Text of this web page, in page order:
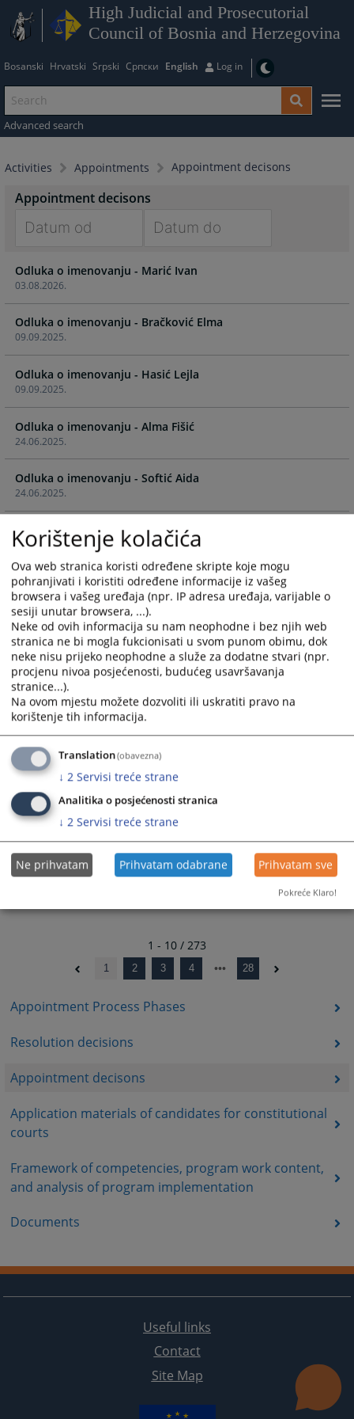
High Judicial and Prosecutorial
Council of Bosnia and Herzegovina
Bosanski Hrvatski Srpski Српски English Log in
Advanced search
Activities Appointments Appointment decisons
Appointment Process Phases
Resolution decisions
Appointment decisons
Application materials of candidates for constitutional
courts
Framework of competencies, program work content,
and analysis of program implementation
Documents
Appointment decisons
forward
to
interact
with
the
calendar
and
select
a
date.
Press
the
question
mark
key
to
get
the
keyboard
shortcuts
for
changing
dates.
forward
interact
with
calendar
and
a
date.
the
question
key
to
get
the
keyboard
shortcuts
for
changing
dates.
03.08.2026.
Odluka o imenovanju - Marić Ivan
09.09.2025.
Odluka o imenovanju - Bračković Elma
09.09.2025.
Odluka o imenovanju - Hasić Lejla
24.06.2025.
Odluka o imenovanju - Alma Fišić
24.06.2025.
Odluka o imenovanju - Softić Aida
24.06.2025.
Odluka o imenovanju - Ivana Pavić
24.06.2025.
Odluka o imenovanju - Žigić Indira
24.06.2025.
Odluka o imenovanju - Bubić Kuralić Dženana
24.06.2025.
Odluka o imenovanju - Alen Mehić
24.06.2025.
Odluka o imenovanju - Zahirović Asja
1 - 10 / 273
1 2 3 4 28
Useful links
Contact
Site Map
Korištenje kolačića
Ova web stranica koristi određene skripte koje mogu
pohranjivati i koristiti određene informacije iz vašeg
browsera i vašeg uređaja (npr. IP adresa uređaja, varijable o
sesiji unutar browsera, ...).
Neke od ovih informacija su nam neophodne i bez njih web
stranica ne bi mogla fukcionisati u svom punom obimu, dok
neke nisu prijeko neophodne a služe za dodatne stvari (npr.
procjenu nivoa posjećenosti, budućeg usavršavanja
stranice...).
Na ovom mjestu možete dozvoliti ili uskratiti pravo na
korištenje tih informacija.
Translation(obavezna)
↓ 2 Servisi treće strane
Analitika o posjećenosti stranica
↓ 2 Servisi treće strane
Ne prihvatam Prihvatam odabrane Prihvatam sve
Pokreće Klaro!